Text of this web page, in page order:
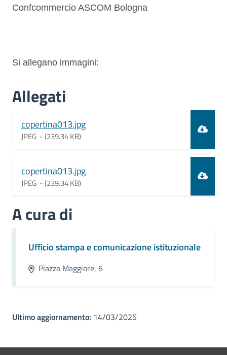
Confcommercio ASCOM Bologna
Si allegano immagini:
Allegati
copertina013.jpg
JPEG -(239.34 KB)
copertina013.jpg
JPEG -(239.34 KB)
A cura di
Ufficio stampa e comunicazione istituzionale
Piazza Maggiore, 6
Ultimo aggiornamento: 14/03/2025